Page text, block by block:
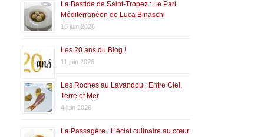
La Bastide de Saint-Tropez : Le Pari
Méditerranéen de Luca Binaschi
16 juin 2026
Les 20 ans du Blog !
11 juin 2026
Les Roches au Lavandou : Entre Ciel,
Terre et Mer
4 juin 2026
La Passagère : L’éclat culinaire au cœur